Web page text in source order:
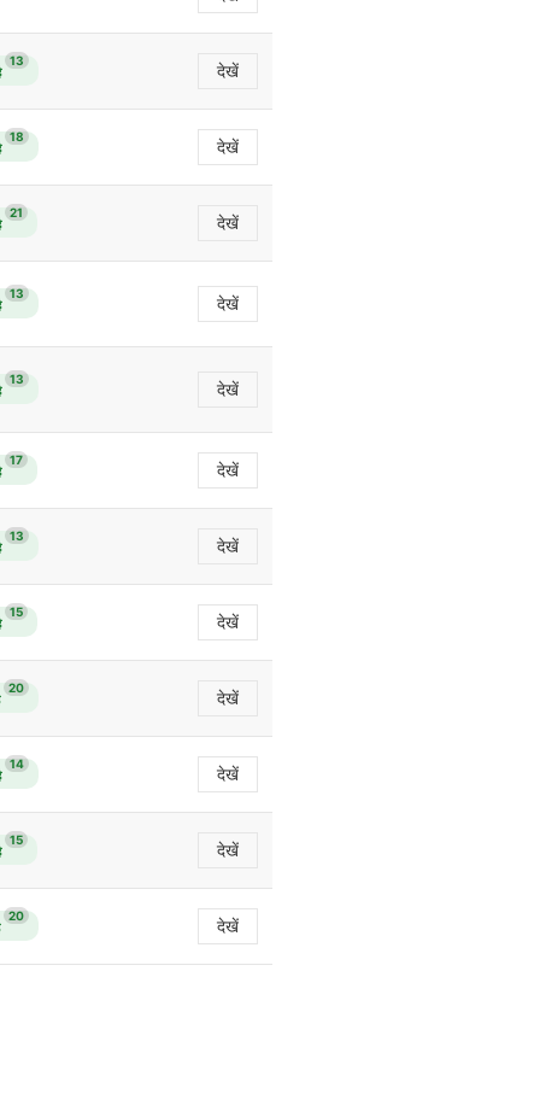
13 देखें
18 देखें
21 देखें
13 देखें
13 देखें
17 देखें
13 देखें
15 देखें
20 देखें
14 देखें
15 देखें
20 देखें